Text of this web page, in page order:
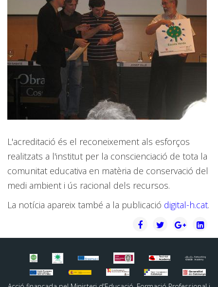
L'acreditació és el reconeixement als esforços
realitzats a l'institut per la conscienciació de tota la
comunitat educativa en matèria de conservació del
medi ambient i ús racional dels recursos.
La notícia apareix també a la publicació digital-h.cat.